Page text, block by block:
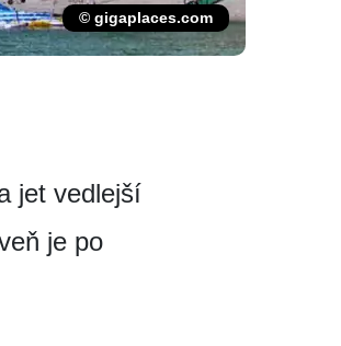
© gigaplaces.com
jet vedlejší
je po